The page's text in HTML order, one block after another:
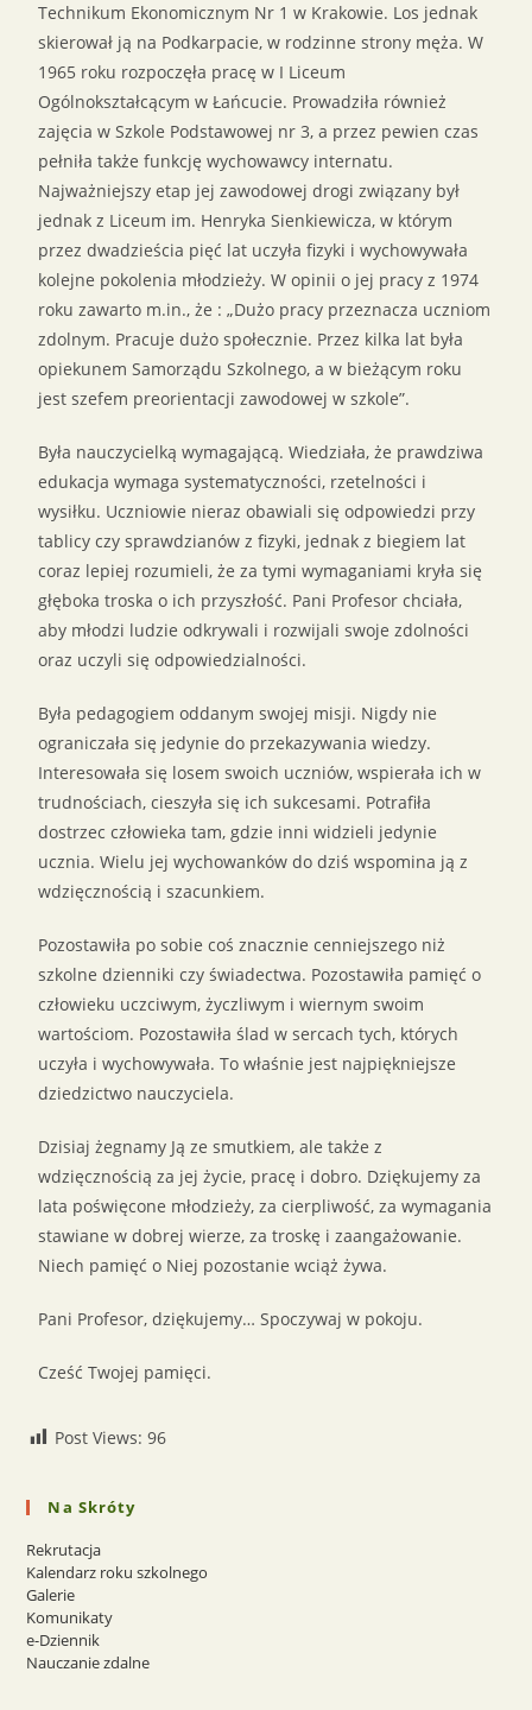
Technikum Ekonomicznym Nr 1 w Krakowie. Los jednak
skierował ją na Podkarpacie, w rodzinne strony męża. W
1965 roku rozpoczęła pracę w I Liceum
Ogólnokształcącym w Łańcucie. Prowadziła również
zajęcia w Szkole Podstawowej nr 3, a przez pewien czas
pełniła także funkcję wychowawcy internatu.
Najważniejszy etap jej zawodowej drogi związany był
jednak z Liceum im. Henryka Sienkiewicza, w którym
przez dwadzieścia pięć lat uczyła fizyki i wychowywała
kolejne pokolenia młodzieży. W opinii o jej pracy z 1974
roku zawarto m.in., że : „Dużo pracy przeznacza uczniom
zdolnym. Pracuje dużo społecznie. Przez kilka lat była
opiekunem Samorządu Szkolnego, a w bieżącym roku
jest szefem preorientacji zawodowej w szkole”.
Była nauczycielką wymagającą. Wiedziała, że prawdziwa
edukacja wymaga systematyczności, rzetelności i
wysiłku. Uczniowie nieraz obawiali się odpowiedzi przy
tablicy czy sprawdzianów z fizyki, jednak z biegiem lat
coraz lepiej rozumieli, że za tymi wymaganiami kryła się
głęboka troska o ich przyszłość. Pani Profesor chciała,
aby młodzi ludzie odkrywali i rozwijali swoje zdolności
oraz uczyli się odpowiedzialności.
Była pedagogiem oddanym swojej misji. Nigdy nie
ograniczała się jedynie do przekazywania wiedzy.
Interesowała się losem swoich uczniów, wspierała ich w
trudnościach, cieszyła się ich sukcesami. Potrafiła
dostrzec człowieka tam, gdzie inni widzieli jedynie
ucznia. Wielu jej wychowanków do dziś wspomina ją z
wdzięcznością i szacunkiem.
Pozostawiła po sobie coś znacznie cenniejszego niż
szkolne dzienniki czy świadectwa. Pozostawiła pamięć o
człowieku uczciwym, życzliwym i wiernym swoim
wartościom. Pozostawiła ślad w sercach tych, których
uczyła i wychowywała. To właśnie jest najpiękniejsze
dziedzictwo nauczyciela.
Dzisiaj żegnamy Ją ze smutkiem, ale także z
wdzięcznością za jej życie, pracę i dobro. Dziękujemy za
lata poświęcone młodzieży, za cierpliwość, za wymagania
stawiane w dobrej wierze, za troskę i zaangażowanie.
Niech pamięć o Niej pozostanie wciąż żywa.
Pani Profesor, dziękujemy… Spoczywaj w pokoju.
Cześć Twojej pamięci.
Post Views: 96
Na Skróty
Rekrutacja
Kalendarz roku szkolnego
Galerie
Komunikaty
e-Dziennik
Nauczanie zdalne